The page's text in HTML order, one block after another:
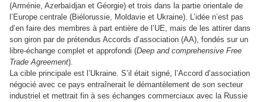
(Arménie, Azerbaïdjan et Géorgie) et trois dans la partie orientale de
l’Europe centrale (Biélorussie, Moldavie et Ukraine). L’idée n’est pas
d’en faire des membres à part entière de l’UE, mais de les attirer dans
son giron par de prétendus Accords d’association (AA), fondés sur un
libre-échange complet et approfondi (Deep and comprehensive Free
Trade Agreement).
La cible principale est l’Ukraine. S’il était signé, l’Accord d’association
négocié avec ce pays entraînerait le démantèlement de son secteur
industriel et mettrait fin à ses échanges commerciaux avec la Russie